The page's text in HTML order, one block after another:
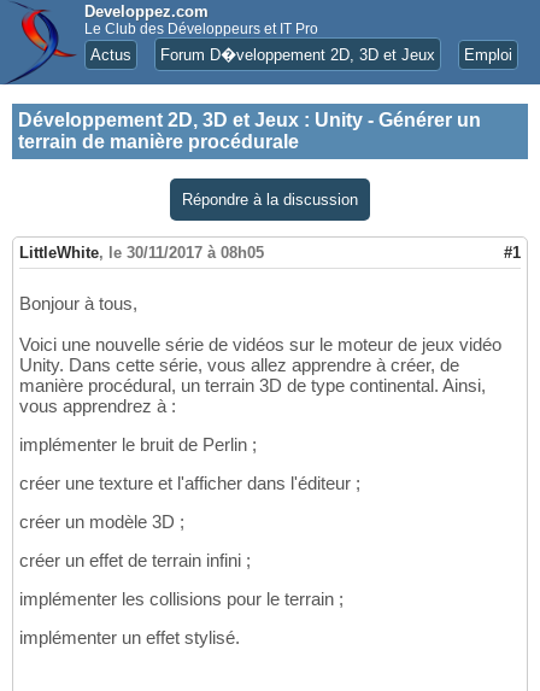
Developpez.com
Le Club des Développeurs et IT Pro
Actus Forum D�veloppement 2D, 3D et Jeux Emploi
Développement 2D, 3D et Jeux : Unity - Générer un
terrain de manière procédurale
Répondre à la discussion
LittleWhite, le 30/11/2017 à 08h05 #1
Bonjour à tous,
Voici une nouvelle série de vidéos sur le moteur de jeux vidéo
Unity. Dans cette série, vous allez apprendre à créer, de
manière procédural, un terrain 3D de type continental. Ainsi,
vous apprendrez à :
implémenter le bruit de Perlin ;
créer une texture et l'afficher dans l'éditeur ;
créer un modèle 3D ;
créer un effet de terrain infini ;
implémenter les collisions pour le terrain ;
implémenter un effet stylisé.